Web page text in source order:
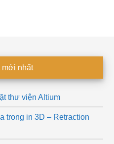
mới nhất
thư viện Altium
trong in 3D – Retraction